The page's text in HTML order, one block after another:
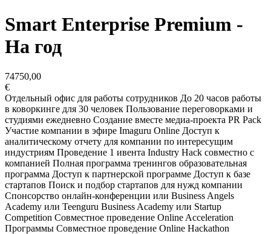
Smart Enterprise Premium -
На год
74750,00
€
Отдельный офис для работы сотрудников До 20 часов работы
в коворкинге для 30 человек Пользование переговорками и
студиями ежедневно Создание вместе медиа-проекта PR Pack
Участие компании в эфире Imaguru Online Доступ к
аналитическому отчету для компании по интересущим
индустриям Проведение 1 ивента Industry Hack совместно с
компанией Полная программа тренингов образовательная
программа Доступ к партнерской программе Доступ к базе
стартапов Поиск и подбор стартапов для нужд компании
Спонсорство онлайн-конференции или Business Angels
Academy или Teenguru Business Academy или Startup
Competition Совместное проведение Online Acceleration
Программы Совместное проведение Online Hackathon